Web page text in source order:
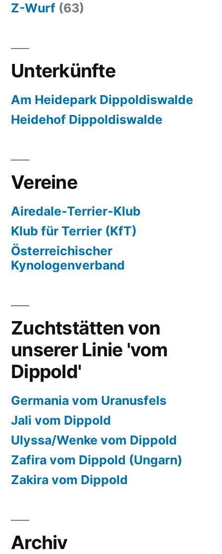
Z-Wurf (63)
Unterkünfte
Am Heidepark Dippoldiswalde
Heidehof Dippoldiswalde
Vereine
Airedale-Terrier-Klub
Klub für Terrier (KfT)
Österreichischer
Kynologenverband
Zuchtstätten von
unserer Linie 'vom
Dippold'
Germania vom Uranusfels
Jali vom Dippold
Ulyssa/Wenke vom Dippold
Zafira vom Dippold (Ungarn)
Zakira vom Dippold
Archiv